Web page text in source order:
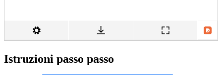
Istruzioni passo passo